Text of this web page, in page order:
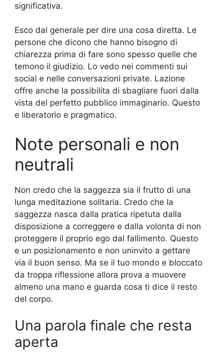
significativa.
Esco dal generale per dire una cosa diretta. Le
persone che dicono che hanno bisogno di
chiarezza prima di fare sono spesso quelle che
temono il giudizio. Lo vedo nei commenti sui
social e nelle conversazioni private. Lazione
offre anche la possibilita di sbagliare fuori dalla
vista del perfetto pubblico immaginario. Questo
e liberatorio e pragmatico.
Note personali e non
neutrali
Non credo che la saggezza sia il frutto di una
lunga meditazione solitaria. Credo che la
saggezza nasca dalla pratica ripetuta dalla
disposizione a correggere e dalla volonta di non
proteggere il proprio ego dal fallimento. Questo
e un posizionamento e non uninvito a gettare
via il buon senso. Ma se il tuo mondo e bloccato
da troppa riflessione allora prova a muovere
almeno una mano e guarda cosa ti dice il resto
del corpo.
Una parola finale che resta
aperta